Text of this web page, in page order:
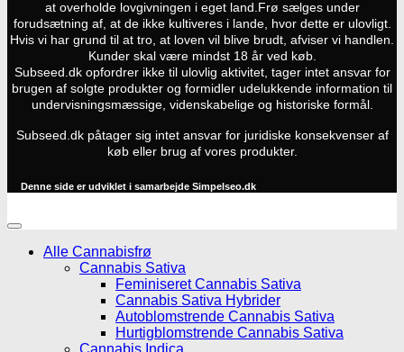
at overholde lovgivningen i eget land. Frø sælges under
forudsætning af, at de ikke kultiveres i lande, hvor dette er ulovligt.
Hvis vi har grund til at tro, at loven vil blive brudt, afviser vi handlen.
Kunder skal være mindst 18 år ved køb.
Subseed.dk opfordrer ikke til ulovlig aktivitet, tager intet ansvar for
brugen af solgte produkter og formidler udelukkende information til
undervisningsmæssige, videnskabelige og historiske formål.
Subseed.dk påtager sig intet ansvar for juridiske konsekvenser af
køb eller brug af vores produkter.
Denne side er udviklet i samarbejde Simpelseo.dk
Alle Cannabisfrø
Cannabis Sativa
Feminiseret Cannabis Sativa
Cannabis Sativa Hybrider
Autoblomstrende Cannabis Sativa
Hurtigblomstrende Cannabis Sativa
Cannabis Indica